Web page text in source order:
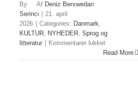
By
Deniz Berxwedan
Serinci
21. april
2026
Categories: Danmark,
KULTUR, NYHEDER, Sprog og
litteratur
Kommentarer lukkettil
Dansk-
kurder
Read More